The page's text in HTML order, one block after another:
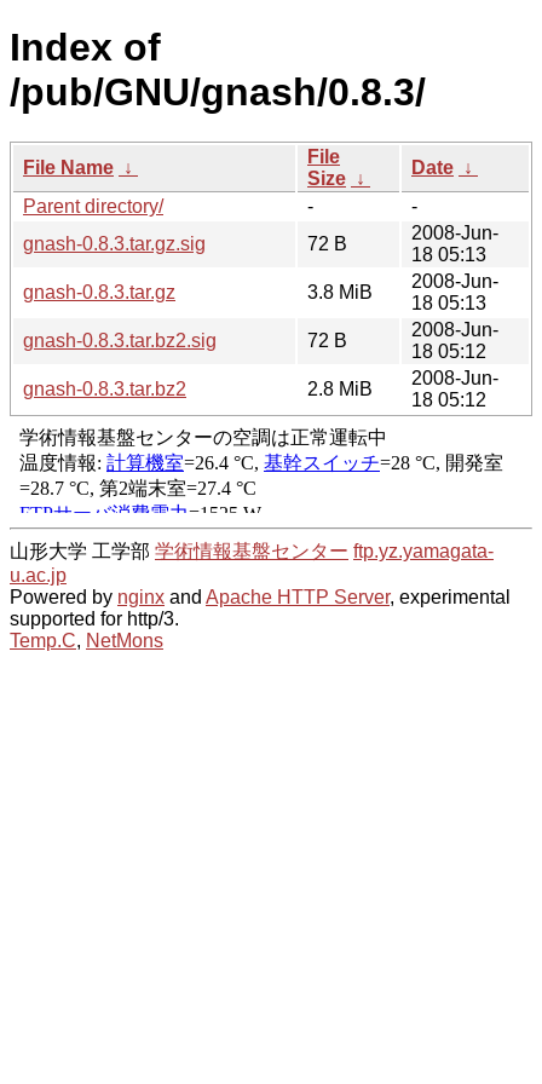
Index of
/pub/GNU/gnash/0.8.3/
File Name ↓
File
Size ↓
Date ↓
Parent directory/
-
-
gnash-0.8.3.tar.gz.sig
72 B
2008-Jun-
18 05:13
gnash-0.8.3.tar.gz
3.8 MiB
2008-Jun-
18 05:13
gnash-0.8.3.tar.bz2.sig
72 B
2008-Jun-
18 05:12
gnash-0.8.3.tar.bz2
2.8 MiB
2008-Jun-
18 05:12
山形大学 工学部 学術情報基盤センター ftp.yz.yamagata-
u.ac.jp
Powered by nginx and Apache HTTP Server, experimental
supported for http/3.
Temp.C, NetMons